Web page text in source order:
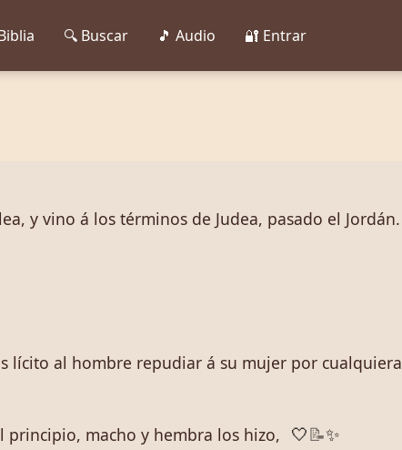
🔍 Buscar 🎵 Audio 🔐 Entrar
y vino á los términos de Judea, pasado el Jordán.
lícito al hombre repudiar á su mujer por cualquiera
principio, macho y hembra los hizo, 🤍 📝✨